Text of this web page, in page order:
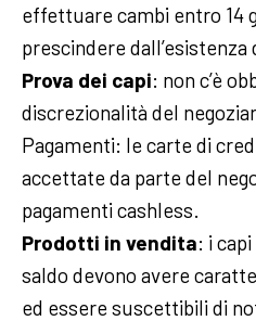
effettuare cambi entro 14
prescindere dall’esistenza
Prova dei capi: non c’è
discrezionalità del
Pagamenti: le carte di
accettate da parte del
pagamenti cashless.
Prodotti in vendita: i
saldo devono avere
ed essere suscettibili di